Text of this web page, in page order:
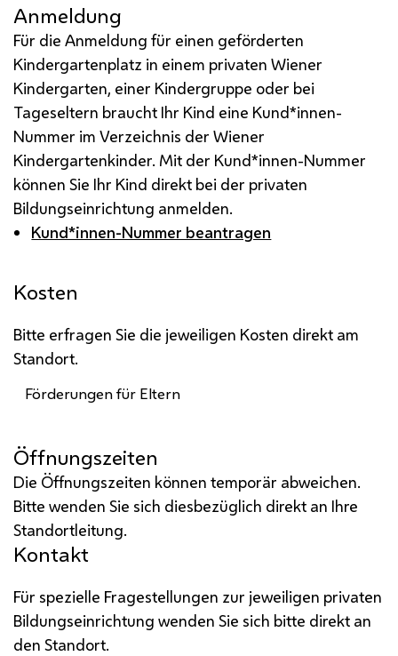
Anmeldung
Für die Anmeldung für einen geförderten
Kindergartenplatz in einem privaten Wiener
Kindergarten, einer Kindergruppe oder bei
Tageseltern braucht Ihr Kind eine Kund*innen-
Nummer im Verzeichnis der Wiener
Kindergartenkinder. Mit der Kund*innen-Nummer
können Sie Ihr Kind direkt bei der privaten
Bildungseinrichtung anmelden.
Kund*innen-Nummer beantragen
Kosten
Bitte erfragen Sie die jeweiligen Kosten direkt am
Standort.
Förderungen für Eltern
Öffnungszeiten
Die Öffnungszeiten können temporär abweichen.
Bitte wenden Sie sich diesbezüglich direkt an Ihre
Standortleitung.
Kontakt
Für spezielle Fragestellungen zur jeweiligen privaten
Bildungseinrichtung wenden Sie sich bitte direkt an
den Standort.